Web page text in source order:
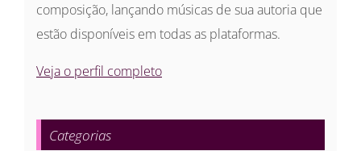
composição, lançando músicas de sua autoria que
estão disponíveis em todas as plataformas.
Veja o perfil completo
Categorias